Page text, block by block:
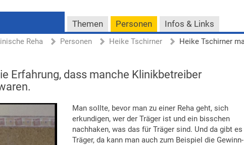
Themen Personen Infos & Links
Reha Personen Heike Tschirner
Erfahrung, dass manche Klinikbetreiber
Man sollte, bevor man zu einer Reha geht, sich
erkundigen, wer der Träger ist und ein bisschen
nachhaken, was das für Träger sind. Und da gibt es
Träger, da kann man auch zum Beispiel die Gewinn-